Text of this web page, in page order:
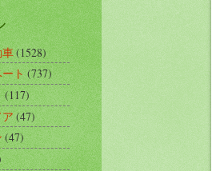
(1528)
ト(737)
(117)
(47)
(47)